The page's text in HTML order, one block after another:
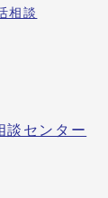
相談
談センター